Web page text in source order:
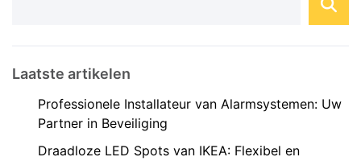
Laatste artikelen
Professionele Installateur van Alarmsystemen: Uw
Partner in Beveiliging
Draadloze LED Spots van IKEA: Flexibel en